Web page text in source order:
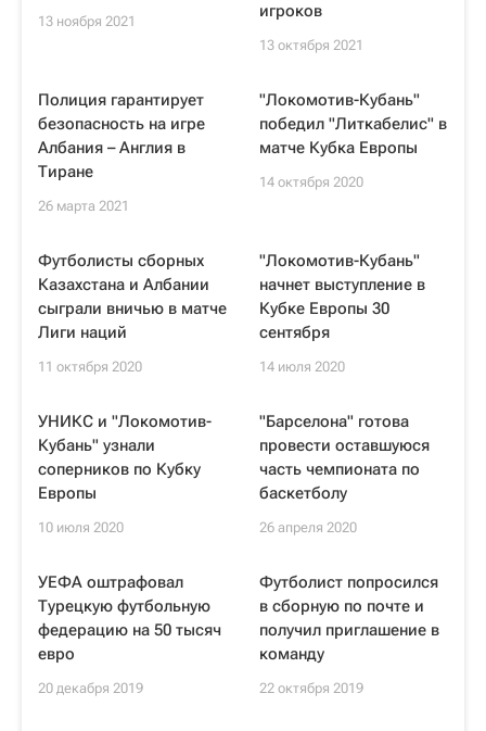
13 ноября 2021
игроков
13 октября 2021
Полиция гарантирует
безопасность на игре
Албания – Англия в
Тиране
26 марта 2021
"Локомотив-Кубань"
победил "Литкабелис" в
матче Кубка Европы
14 октября 2020
Футболисты сборных
Казахстана и Албании
сыграли вничью в матче
Лиги наций
11 октября 2020
"Локомотив-Кубань"
начнет выступление в
Кубке Европы 30
сентября
14 июля 2020
УНИКС и "Локомотив-
Кубань" узнали
соперников по Кубку
Европы
10 июля 2020
"Барселона" готова
провести оставшуюся
часть чемпионата по
баскетболу
26 апреля 2020
УЕФА оштрафовал
Турецкую футбольную
федерацию на 50 тысяч
евро
20 декабря 2019
Футболист попросился
в сборную по почте и
получил приглашение в
команду
22 октября 2019